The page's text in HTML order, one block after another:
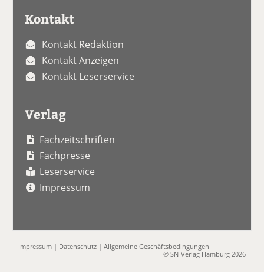
Kontakt
Kontakt Redaktion
Kontakt Anzeigen
Kontakt Leserservice
Verlag
Fachzeitschriften
Fachpresse
Leserservice
Impressum
Impressum | Datenschutz |Allgemeine Geschäftsbedingungen
© SN-Verlag Hamburg 2026